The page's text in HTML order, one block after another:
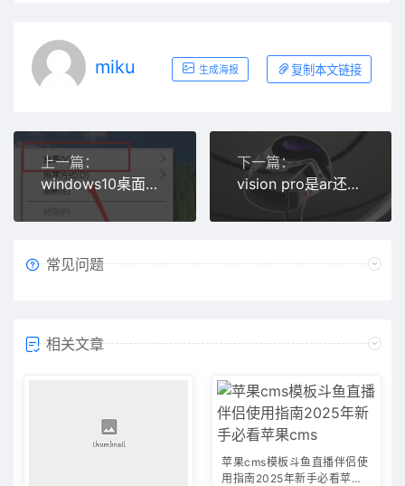
miku 生成海报 复制本文链接
上一篇：
windows10桌面图标怎么随意摆放
下一篇：
vision pro是ar还是vr
常见问题
相关文章
苹果cms模板斗鱼直播伴侣使
用指南2025年新手必看苹果c